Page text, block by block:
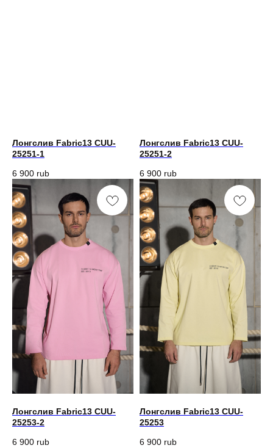
Лонгслив Fabric13 CUU-
25251-1
6 900 rub
Лонгслив Fabric13 CUU-
25251-2
6 900 rub
Лонгслив Fabric13 CUU-
25253-2
6 900 rub
Лонгслив Fabric13 CUU-
25253
6 900 rub